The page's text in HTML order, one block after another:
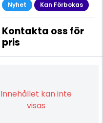
Nyhet Kan Förbokas
Kontakta oss för
pris
Innehållet kan inte
visas